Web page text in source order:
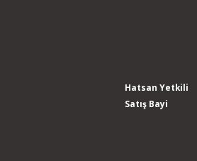
Hatsan Yetkili
Satış Bayi